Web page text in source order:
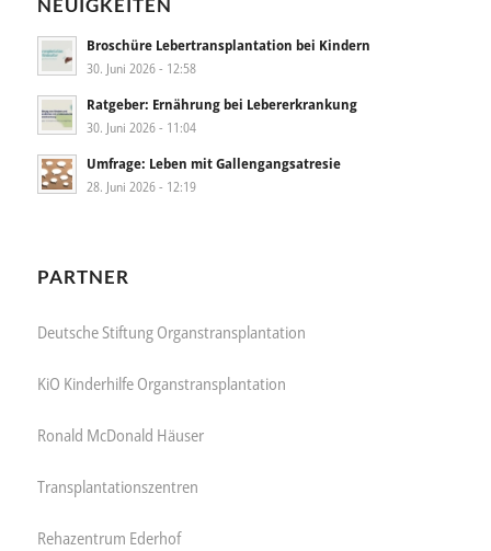
NEUIGKEITEN
Broschüre Lebertransplantation bei Kindern
30. Juni 2026 - 12:58
Ratgeber: Ernährung bei Lebererkrankung
30. Juni 2026 - 11:04
Umfrage: Leben mit Gallengangsatresie
28. Juni 2026 - 12:19
PARTNER
Deutsche Stiftung Organstransplantation
KiO Kinderhilfe Organstransplantation
Ronald McDonald Häuser
Transplantationszentren
Rehazentrum Ederhof